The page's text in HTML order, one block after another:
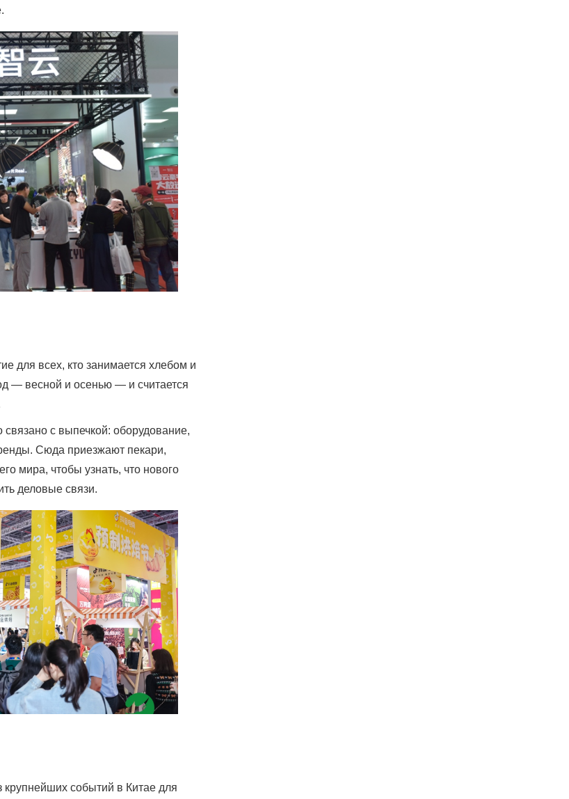
для всех, кто занимается хлебом и
— весной и осенью — и считается
с выпечкой: оборудование,
Сюда приезжают пекари,
мира, чтобы узнать, что нового
деловые связи.
крупнейших событий в Китае для